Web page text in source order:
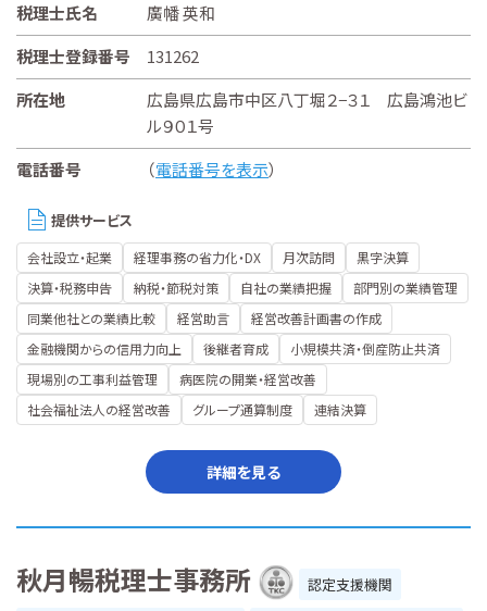
税理士氏名
廣幡 英和
税理士登録番号
131262
所在地
広島県広島市中区八丁堀２−３１ 広島鴻池ビ
ル９０１号
電話番号
（電話番号を表示）
提供サービス
会社設立・起業 経理事務の省力化・DX 月次訪問
黒字決算
決算・税務申告
納税・節税対策 自社の業績把握
部門別の業績管理
同業他社との業績比較
経営助言
経営改善計画書の作成
金融機関からの信用力向上
後継者育成
小規模共済・倒産防止共済
現場別の工事利益管理
病医院の開業・経営改善
社会福祉法人の経営改善
グループ通算制度 連結決算
詳細を見る
秋月暢税理士事務所
認定支援機関